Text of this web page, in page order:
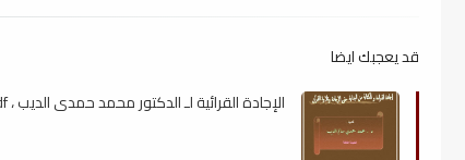
قد يعجبك ايضا
الإجادة القرائية لـ الدكتور محمد حمدى الديب ، pdf